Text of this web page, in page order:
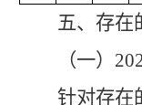
五、存在
（一） 20
针对存在